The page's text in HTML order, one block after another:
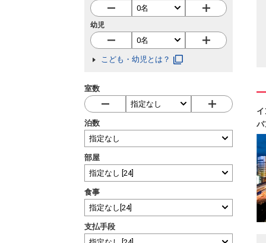
幼児
こども・幼児とは？
室数
泊数
部屋
食事
支払手段
パ